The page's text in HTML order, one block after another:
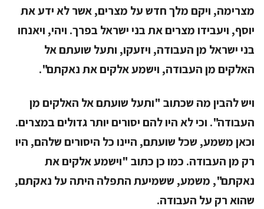
מצרימה, ויקם מלך חדש על מצרים, אשר לא ידע את
יוסף, ויעבידו מצרים את בני ישראל בפרך. ויהי, ויאנחו
בני ישראל מן העבודה, ויזעקו, ותעל שועתם אל
האלקים מן העבודה, וישמע אלקים את נאקתם".
ויש להבין מה שכתוב "ותעל שועתם אל האלקים מן
העבודה". וכי לא היו להם יסורים יותר גדולים במצרים.
וכאן משמע, שכל שועתם, היינו כל היסורים שלהם, היו
רק מן העבודה. כמו כן כתוב "וישמע אלקים את
נאקתם", משמע, ששמיעת התפלה היתה על נאקתם,
שהוא רק על העבודה.